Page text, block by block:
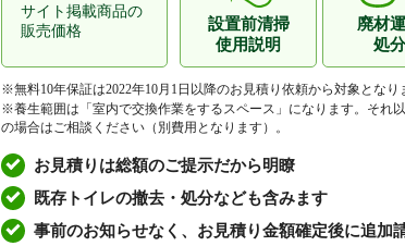
サイト掲載商品の
販売価格
設置前清掃
使用説明
廃材
処
※無料10年保証は2022年10月1日以降のお見積り依頼から対象となり
※養生範囲は「室内で交換作業をするスペース」になります。それ
の場合はご相談ください（別費用となります）。
お見積りは総額のご提示だから明瞭
既存トイレの撤去・処分なども含みます
事前のお知らせなく、お見積り金額確定後に追加